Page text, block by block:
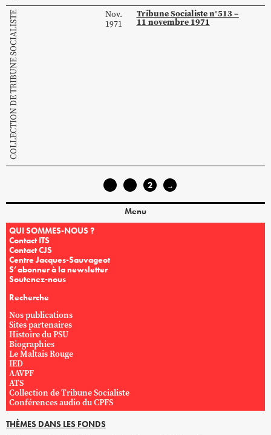
COLLECTION DE TRIBUNE SOCIALISTE
Nov.
1971
Tribune Socialiste n°513 –
11 novembre 1971
2 →
Menu
QUI SOMMES-NOUS ?
Contact ITS
Contact CJS
Centre Jacques-Sauvageot
S’abonner à la newsletter
Soutenez-nous
Recherche
Nos publications
Sites partenaires
Histoire du PSU
Biographies
Le Maltais Rouge
IED
AAVPF
ATS
Collection de Tribune Socialiste
Conférences audio du CPFS
THÈMES DANS LES FONDS